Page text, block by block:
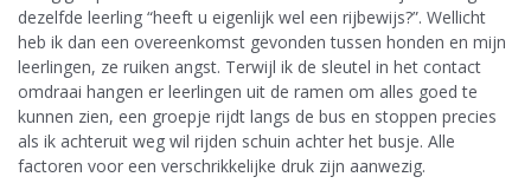
dezelfde leerling “heeft u eigenlijk wel een rijbewijs?”. Wellicht
heb ik dan een overeenkomst gevonden tussen honden en mijn
leerlingen, ze ruiken angst. Terwijl ik de sleutel in het contact
omdraai hangen er leerlingen uit de ramen om alles goed te
kunnen zien, een groepje rijdt langs de bus en stoppen precies
als ik achteruit weg wil rijden schuin achter het busje. Alle
factoren voor een verschrikkelijke druk zijn aanwezig.